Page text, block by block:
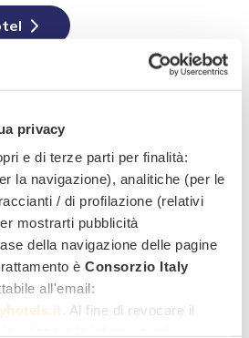
privacy
e di terze parti per finalità:
la navigazione), analitiche (per le
/ di profilazione (relativi
mostrarti pubblicità
della navigazione delle pagine
è Consorzio Italy
all'email:
. Al fine di revocare il
di Dolomiti